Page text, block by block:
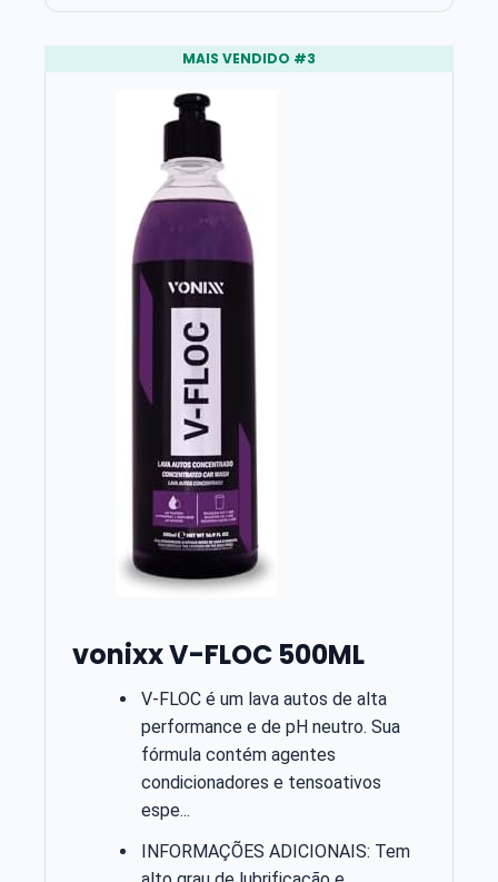
MAIS VENDIDO #3
vonixx V-FLOC 500ML
V-FLOC é um lava autos de alta
performance e de pH neutro. Sua
fórmula contém agentes
condicionadores e tensoativos
espe...
INFORMAÇÕES ADICIONAIS: Tem